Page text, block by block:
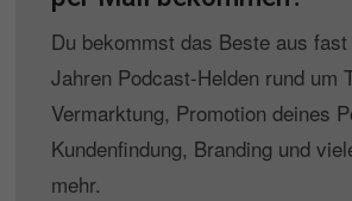
Du bekommst das Beste aus
Jahren Podcast-Helden rund um
Vermarktung, Promotion deines
Kundenfindung, Branding und
mehr.